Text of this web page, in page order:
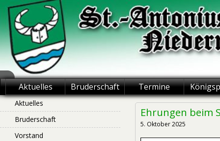
Skip
content
St.-Antonius
Schützenbruderschaft
Niederntudorf
Aktuelles Bruderschaft Termine
Ehrungen beim
5. Oktober 2025
Aktuelles
Bruderschaft
Vorstand